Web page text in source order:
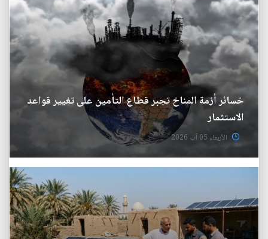
خسائر أزمة المناخ تجبر قطاع التأمين على تغيير قواعد
الاستثمار
الأربعاء 05 آب 2026